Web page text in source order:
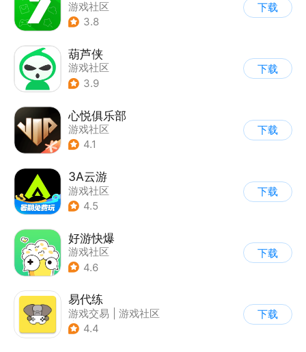
游戏社区
3.8
下载
葫芦侠
游戏社区
3.9
下载
心悦俱乐部
游戏社区
4.1
下载
3A云游
游戏社区
4.5
下载
好游快爆
游戏社区
4.6
下载
易代练
游戏交易
游戏社区
| 游戏攻略
4.4
下载